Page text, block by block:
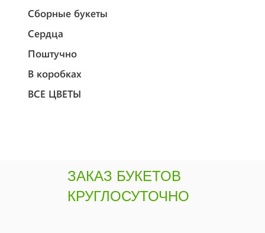
Сборные букеты
Сердца
Поштучно
В коробках
ВСЕ ЦВЕТЫ
ЗАКАЗ БУКЕТОВ
КРУГЛОСУТОЧНО